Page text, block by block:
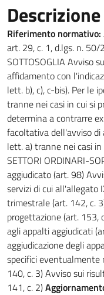
Descrizione
Riferimento normativo:
art. 29, c. 1, d.lgs. n.
SOTTOSOGLIA Avviso
affidamento con
lett. b), c), c-bis). Per le
tranne nei casi in cui si
determina a contrarre
facoltativa dell'avviso di
lett. a) tranne nei casi
SETTORI ORDINARI-
aggiudicato (art. 98)
servizi di cui all'allegato
trimestrale (art. 142, c.
progettazione (art. 153,
agli appalti aggiudicati
aggiudicazione degli
specifici eventualmente
140, c. 3) Avviso sui
141, c. 2)